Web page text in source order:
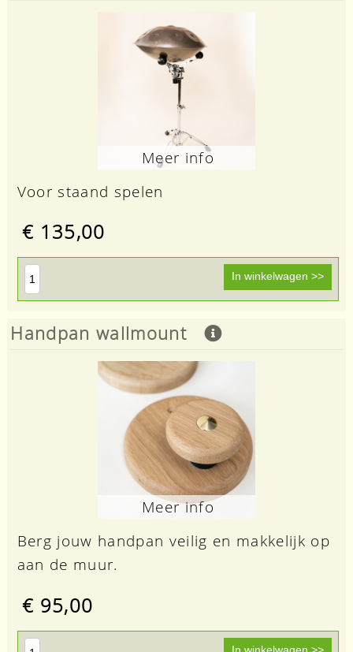
Meer info
Voor staand spelen
€ 135,00
Handpan wallmount
Meer info
Berg jouw handpan veilig en makkelijk op
aan de muur.
€ 95,00